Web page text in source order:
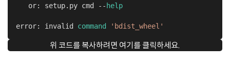
   or: setup.py cmd --
help
error: invalid command 'bdist_wheel'
위 코드를 복사하려면 여기를 클릭하세요.